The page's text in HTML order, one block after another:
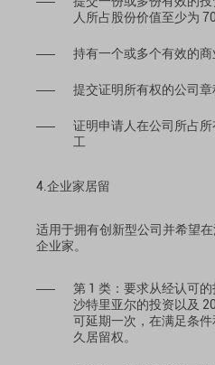
人所占股份价值至少为
持有一个或多个有效的商
提交证明所有权的公司章
证明申请人在公司所占
工
4.企业家居留
适用于拥有创新型公司并希望
企业家。
第 1 类：要求从经认可
沙特里亚尔的投资以及
可延期一次，在满足条
久居留权。